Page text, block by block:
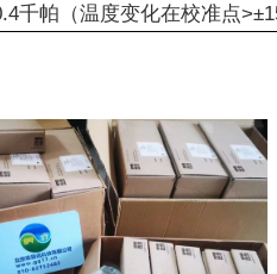
千帕（温度变化在校准点